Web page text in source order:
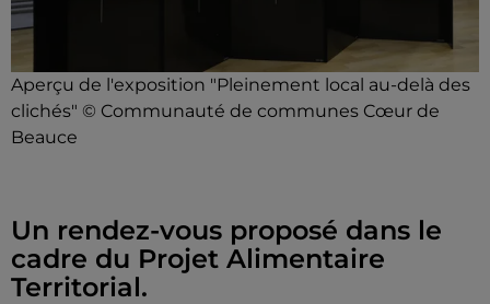
Aperçu de l'exposition "Pleinement local au-delà des
clichés" © Communauté de communes Cœur de
Beauce
Un rendez-vous proposé dans le
cadre du Projet Alimentaire
Territorial.